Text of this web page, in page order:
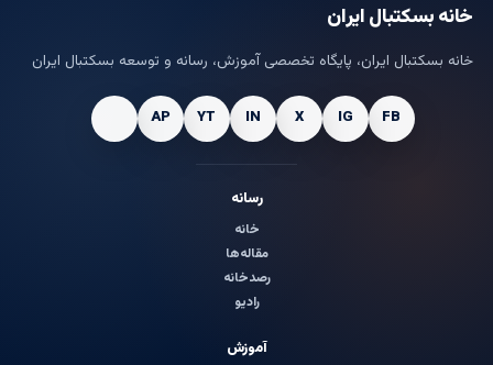
خانه بسکتبال ایران
خانه بسکتبال ایران، پایگاه تخصصی آموزش، رسانه و توسعه بسکتبال ایران
رسانه
خانه
مقاله‌ها
رصدخانه
رادیو
آموزش